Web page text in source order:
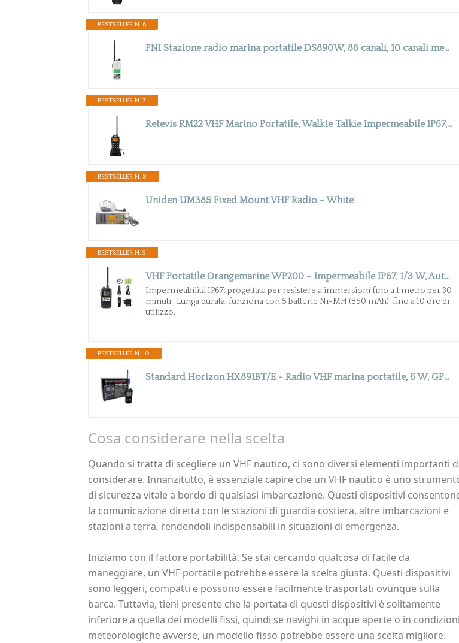
BESTSELLER N. 6
PNI Stazione radio marina portatile DS890W, 88 canali, 10 canali meteo, Squelch regolabile, Roger Beep, Dual Watch, Scan, Chiamata, NRC, batteria 1800mAh, IP67
BESTSELLER N. 7
Retevis RM22 VHF Marino Portatile, Walkie Talkie Impermeabile IP67, Galleggiante, 2200 mAh, 88 Canali, Audio 900 mW, Radio Marina Bidirezionale a Lungo Raggio per Kayak, Pesca, Vela (Nero, 1 Pezzo)
BESTSELLER N. 8
Uniden UM385 Fixed Mount VHF Radio - White
BESTSELLER N. 9
VHF Portatile Orangemarine WP200 – Impermeabile IP67, 1/3 W, Autonomia 10 h, 5 Batterie Ni-MH, Standby Doppio/Triplo
Impermeabilità IP67: progettata per resistere a immersioni fino a 1 metro per 30
minuti.; Lunga durata: funziona con 5 batterie Ni-MH (850 mAh), fino a 10 ore di
utilizzo.
BESTSELLER N. 10
Standard Horizon HX891BT/E - Radio VHF marina portatile, 6 W, GPS, impermeabile IPX8, Bluetooth (nero)
Cosa considerare nella scelta
Quando si tratta di scegliere un VHF nautico, ci sono diversi elementi importanti
considerare. Innanzitutto, è essenziale capire che un VHF nautico è uno
di sicurezza vitale a bordo di qualsiasi imbarcazione. Questi dispositivi
la comunicazione diretta con le stazioni di guardia costiera, altre imbarcazioni e
stazioni a terra, rendendoli indispensabili in situazioni di emergenza.
Iniziamo con il fattore portabilità. Se stai cercando qualcosa di facile da
maneggiare, un VHF portatile potrebbe essere la scelta giusta. Questi dispositivi
sono leggeri, compatti e possono essere facilmente trasportati ovunque sulla
barca. Tuttavia, tieni presente che la portata di questi dispositivi è solitamente
inferiore a quella dei modelli fissi, quindi se navighi in acque aperte o in condizioni
meteorologiche avverse, un modello fisso potrebbe essere una scelta migliore.